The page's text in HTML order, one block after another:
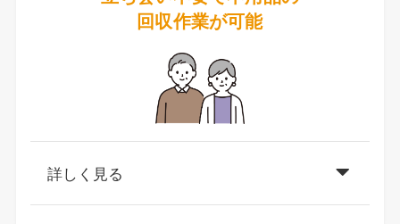
回収作業が可能
詳しく見る